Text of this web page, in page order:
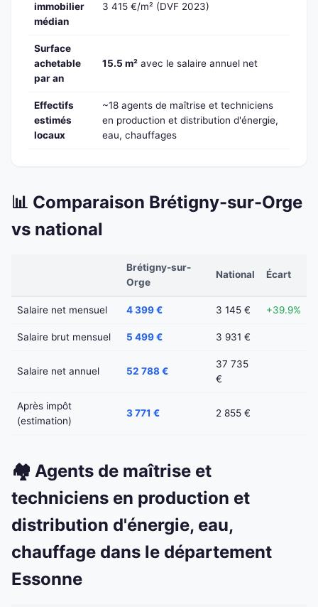
immobilier
médian
3 415 €/m² (DVF 2023)
Surface
achetable
par an
15.5 m² avec le salaire annuel net
Effectifs
estimés
locaux
~18 agents de maîtrise et techniciens
en production et distribution d'énergie,
eau, chauffages
📊 Comparaison Brétigny-sur-Orge
vs national
Brétigny-sur-
Orge
National Écart
Salaire net mensuel 4 399 € 3 145 € +39.9%
Salaire brut mensuel 5 499 € 3 931 €
Salaire net annuel 52 788 €
37 735
€
Après impôt
(estimation)
3 771 € 2 855 €
🏘️ Agents de maîtrise et
techniciens en production et
distribution d'énergie, eau,
chauffage dans le département
Essonne